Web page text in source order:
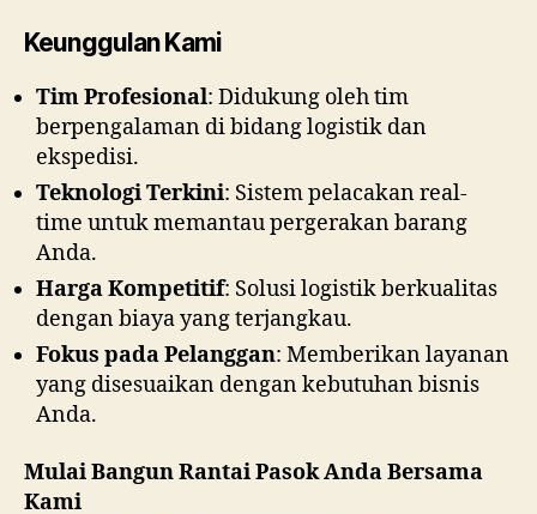
Keunggulan Kami
Tim Profesional: Didukung oleh tim
berpengalaman di bidang logistik dan
ekspedisi.
Teknologi Terkini: Sistem pelacakan real-
time untuk memantau pergerakan barang
Anda.
Harga Kompetitif: Solusi logistik berkualitas
dengan biaya yang terjangkau.
Fokus pada Pelanggan: Memberikan layanan
yang disesuaikan dengan kebutuhan bisnis
Anda.
Mulai Bangun Rantai Pasok Anda Bersama
Kami